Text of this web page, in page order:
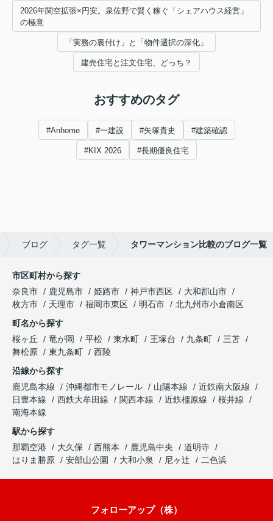
2026年関空拡張×円安。泉佐野で賢く稼ぐ「シェアハウス経営」
の極意
「実務の裏付け」と「物件選択の深化」
建売住宅と注文住宅、どっち？
おすすめのタグ
#Anhome #一建設 #矢塚貴史 #建築確認
#KIX 2026 #長期優良住宅
ブログ タグ一覧 タワーマンション比較のブログ一覧
市区町村から探す
奈良市
鹿児島市 姫路市 神戸市西区
大和郡山市
枚方市
天理市 福岡市東区 明石市
北九州市小倉南区
町名から探す
桜ヶ丘
竜が岡 平松 東水町 王塚台 九条町
三苫
舞松原
東九条町
西陵
沿線から探す
鹿児島本線
沖縄都市モノレール 山陽本線
近鉄南大阪線
日豊本線
西鉄大牟田線 関西本線 近鉄橿原線
桜井線
南海本線
駅から探す
那覇空港
大久保 西熊本 鹿児島中央
道明寺
はりま勝原
安部山公園 大和小泉 尼ヶ辻 二色浜
フォローアップ（株）